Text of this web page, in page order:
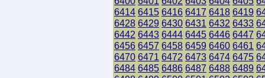
6414 6415 6416 6417 6418 6419
6428 6429 6430 6431 6432 6433
6442 6443 6444 6445 6446 6447
6456 6457 6458 6459 6460 6461
6470 6471 6472 6473 6474 6475
6484 6485 6486 6487 6488 6489